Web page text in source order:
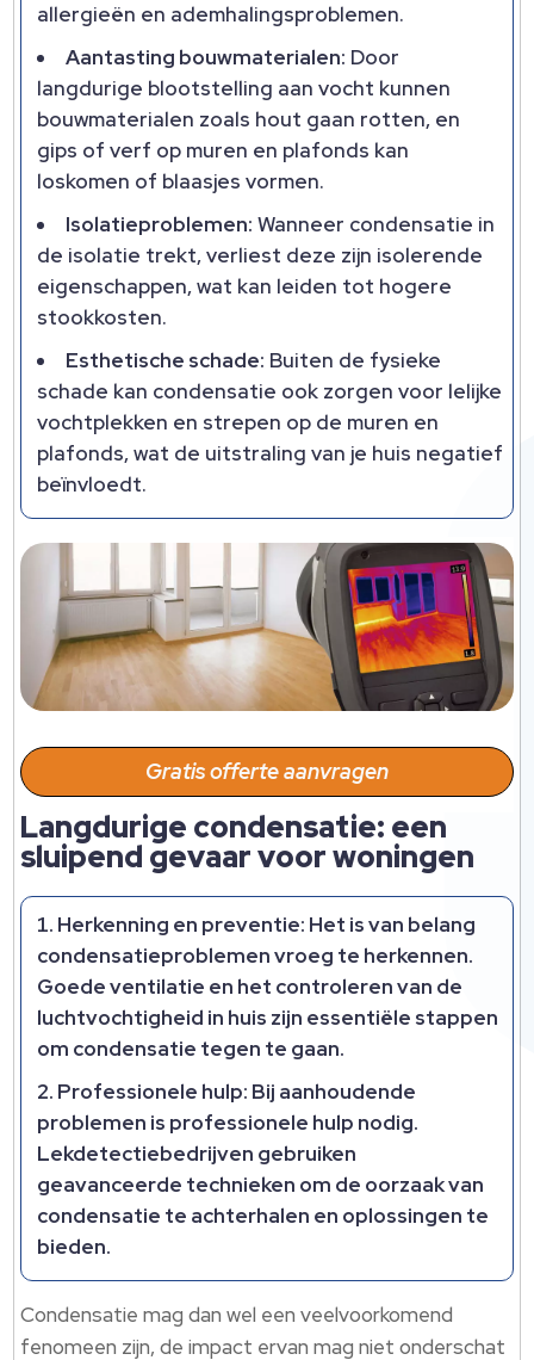
allergieën en ademhalingsproblemen.
Aantasting bouwmaterialen: Door
langdurige blootstelling aan vocht kunnen
bouwmaterialen zoals hout gaan rotten, en
gips of verf op muren en plafonds kan
loskomen of blaasjes vormen.
Isolatieproblemen: Wanneer condensatie in
de isolatie trekt, verliest deze zijn isolerende
eigenschappen, wat kan leiden tot hogere
stookkosten.
Esthetische schade: Buiten de fysieke
schade kan condensatie ook zorgen voor lelijke
vochtplekken en strepen op de muren en
plafonds, wat de uitstraling van je huis negatief
beïnvloedt.
Gratis offerte aanvragen
Langdurige condensatie: een
sluipend gevaar voor woningen
Herkenning en preventie: Het is van belang
condensatieproblemen vroeg te herkennen.
Goede ventilatie en het controleren van de
luchtvochtigheid in huis zijn essentiële stappen
om condensatie tegen te gaan.
Professionele hulp: Bij aanhoudende
problemen is professionele hulp nodig.
Lekdetectiebedrijven gebruiken
geavanceerde technieken om de oorzaak van
condensatie te achterhalen en oplossingen te
bieden.
Condensatie mag dan wel een veelvoorkomend
fenomeen zijn, de impact ervan mag niet onderschat